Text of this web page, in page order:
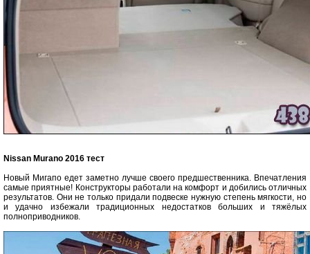
Nissan Murano 2016 тест
Новый Мигапо едет заметно лучше своего предшественника. Впечатления
самые приятные! Конструкторы работали на комфорт и добились отличных
результатов. Они не только придали подвеске нужную степень мягкости, но
и удачно избежали традиционных недостатков больших и тяжёлых
полноприводников.